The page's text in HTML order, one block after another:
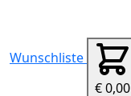
Wunschliste
€ 0,00